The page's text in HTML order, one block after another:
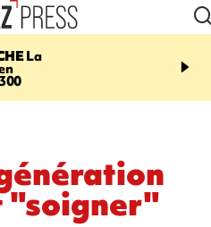
La
08:37
braderie de l'océan
"soigner"